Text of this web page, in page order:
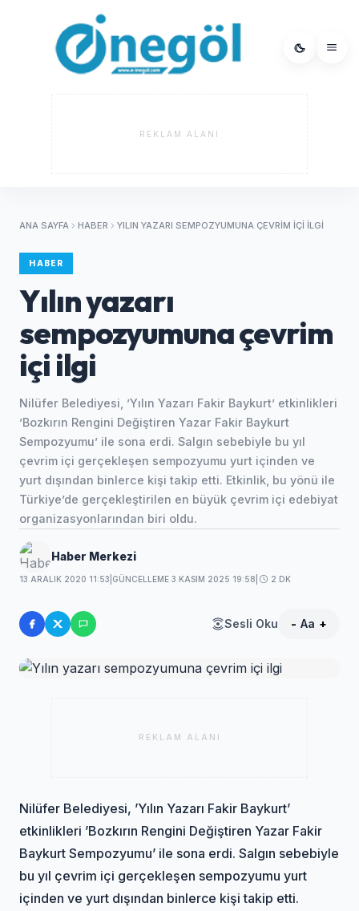
REKLAM ALANI
ANA SAYFA HABER YILIN YAZARI SEMPOZYUMUNA ÇEVRIM IÇI ILGI
HABER
Yılın yazarı
sempozyumuna çevrim
içi ilgi
Nilüfer Belediyesi, ’Yılın Yazarı Fakir Baykurt’ etkinlikleri
’Bozkırın Rengini Değiştiren Yazar Fakir Baykurt
Sempozyumu’ ile sona erdi. Salgın sebebiyle bu yıl
çevrim içi gerçekleşen sempozyumu yurt içinden ve
yurt dışından binlerce kişi takip etti. Etkinlik, bu yönü ile
Türkiye’de gerçekleştirilen en büyük çevrim içi edebiyat
organizasyonlarından biri oldu.
Haber Merkezi
13 ARALIK 2020 11:53 GÜNCELLEME 3 KASIM 2025 19:58 2 DK
Sesli Oku - Aa +
REKLAM ALANI
Nilüfer Belediyesi, ’Yılın Yazarı Fakir Baykurt’
etkinlikleri ’Bozkırın Rengini Değiştiren Yazar Fakir
Baykurt Sempozyumu’ ile sona erdi. Salgın sebebiyle
bu yıl çevrim içi gerçekleşen sempozyumu yurt
içinden ve yurt dışından binlerce kişi takip etti.